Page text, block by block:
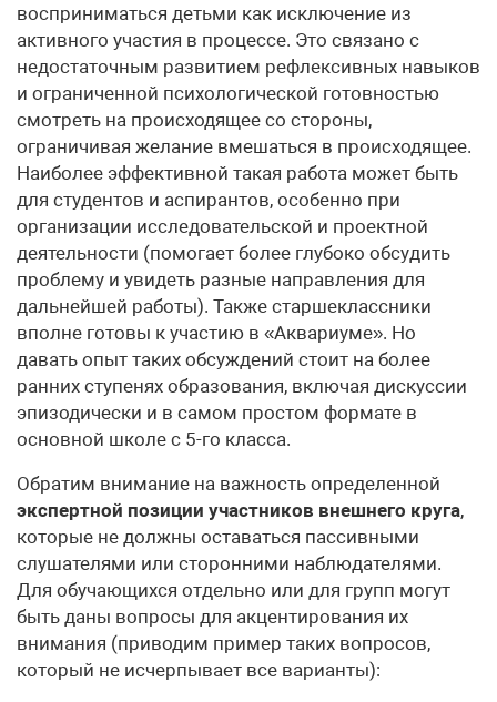
восприниматься детьми как исключение из
активного участия в процессе. Это связано с
недостаточным развитием рефлексивных навыков
и ограниченной психологической готовностью
смотреть на происходящее со стороны,
ограничивая желание вмешаться в происходящее.
Наиболее эффективной такая работа может быть
для студентов и аспирантов, особенно при
организации исследовательской и проектной
деятельности (помогает более глубоко обсудить
проблему и увидеть разные направления для
дальнейшей работы). Также старшеклассники
вполне готовы к участию в «Аквариуме». Но
давать опыт таких обсуждений стоит на более
ранних ступенях образования, включая дискуссии
эпизодически и в самом простом формате в
основной школе с 5-го класса.
Обратим внимание на важность определенной
экспертной позиции участников внешнего круга,
которые не должны оставаться пассивными
слушателями или сторонними наблюдателями.
Для обучающихся отдельно или для групп могут
быть даны вопросы для акцентирования их
внимания (приводим пример таких вопросов,
который не исчерпывает все варианты):